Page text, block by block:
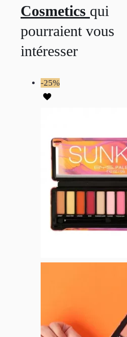
Cosmetics qui
pourraient vous
intéresser
-25%